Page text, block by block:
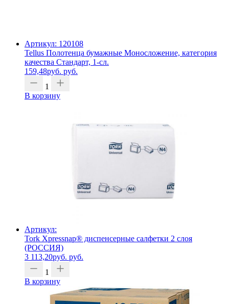
Артикул: 120108
Tellus Полотенца бумажные Моносложение, категория
качества Стандарт, 1-сл.
159,48руб. руб.
1
В корзину
Артикул:
Tork Xpressnap® диспенсерные салфетки 2 слоя
(РОССИЯ)
3 113,20руб. руб.
1
В корзину